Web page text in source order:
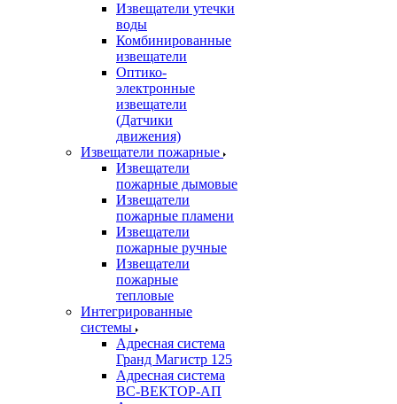
Извещатели утечки
воды
Комбинированные
извещатели
Оптико-
электронные
извещатели
(Датчики
движения)
Извещатели пожарные
Извещатели
пожарные дымовые
Извещатели
пожарные пламени
Извещатели
пожарные ручные
Извещатели
пожарные
тепловые
Интегрированные
системы
Адресная система
Гранд Магистр 125
Адресная система
ВС-ВЕКТОР-АП